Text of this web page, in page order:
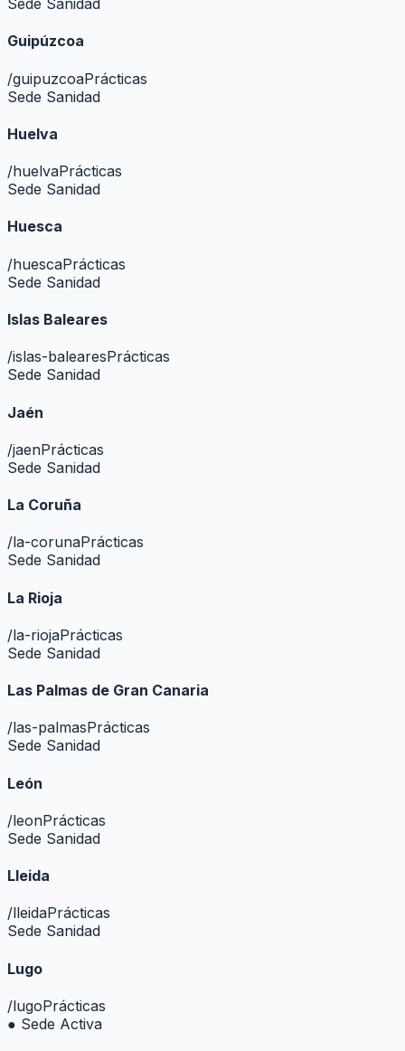
Sede Sanidad
Guipúzcoa
/guipuzcoaPrácticas
Sede Sanidad
Huelva
/huelvaPrácticas
Sede Sanidad
Huesca
/huescaPrácticas
Sede Sanidad
Islas Baleares
/islas-balearesPrácticas
Sede Sanidad
Jaén
/jaenPrácticas
Sede Sanidad
La Coruña
/la-corunaPrácticas
Sede Sanidad
La Rioja
/la-riojaPrácticas
Sede Sanidad
Las Palmas de Gran Canaria
/las-palmasPrácticas
Sede Sanidad
León
/leonPrácticas
Sede Sanidad
Lleida
/lleidaPrácticas
Sede Sanidad
Lugo
/lugoPrácticas
● Sede Activa